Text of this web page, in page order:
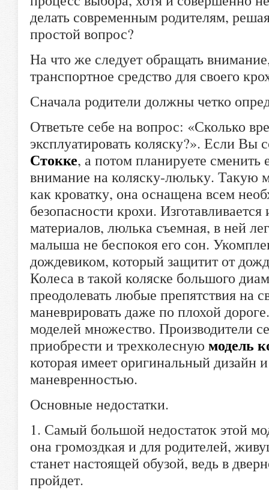
делать современным родителям,
простой вопрос?
На что же следует обращать
транспортное средство для своего
Сначала родители должны четко
Ответьте себе на вопрос: «Сколько
эксплуатировать коляску?». Если Вы
Стокке, а потом планируете сменить
внимание на коляску-люльку. Такую
как кроватку, она оснащена всем
безопасности крохи.
материалов, люлька съемная, в ней
малыша не беспокоя его сон.
дождевиком, который защитит от
Колеса в такой коляске большого
преодолевать любые препятствия на
маневрировать даже по плохой
моделей множество. Производители
приобрести и трехколесную модель
которая имеет оригинальный дизайн
маневренностью.
Основные недостатки.
1. Самый большой недостаток этой
она громоздкая и для родителей,
станет настоящей обузой, ведь в
пройдет.